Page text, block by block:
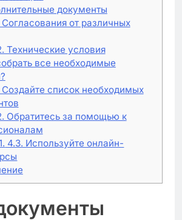
документы
Согласования от различных
Технические условия
все необходимые
Создайте список необходимых
Обратитесь за помощью к
4.3. Используйте онлайн-